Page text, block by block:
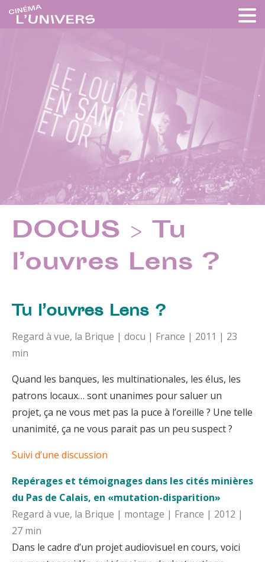
DOCUS > Tu
l’ouvres Lens ?
Tu l’ouvres Lens ?
Regard à vue, la Brique | docu | France | 2011 | 23
min
Quand les banques, les multinationales, les élus, les
patrons locaux… sont unanimes pour saluer un
projet, ça ne vous met pas la puce à l’oreille ? Une telle
unanimité, ça ne vous parait pas un peu suspect ?
Suivi d’une discussion
Repérages et témoignages dans les cités minières
du Pas de Calais, en «mutation-disparition»
Regard à vue, la Brique | montage | France | 2012 |
27 min
Dans le cadre d’un projet audiovisuel en cours, voici